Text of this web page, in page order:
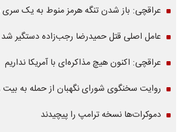
عراقچی: باز شدن تنگه هرمز منوط به یک
عامل اصلی قتل حمیدرضا رجب‌زاده دستگیر شد
عراقچی: اکنون هیچ مذاکره‌ای با آمریکا نداریم
روایت سخنگوی شورای نگهبان از حمله به
دموکرات‌ها نسخه ترامپ را پیچیدند